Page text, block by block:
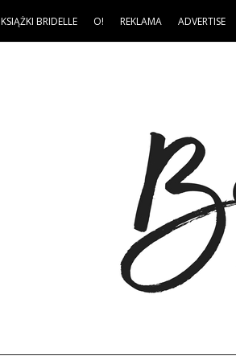
KSIĄŻKI BRIDELLE O! REKLAMA ADVERTISE